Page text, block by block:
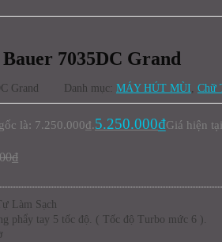
7035DC Grand
Grand Danh mục: MÁY HÚT MÙI Chữ
là: 7.250.000₫.5.250.000₫Giá hiện tại
₫
Làm Sạch
phẩy tay 5 tốc độ. ( Tốc độ Turbo mức 6 ).